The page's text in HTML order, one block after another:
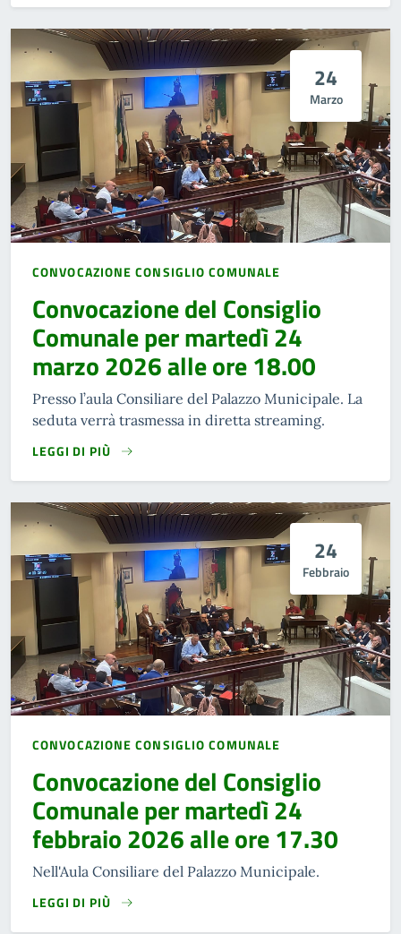
24
Marzo
CONVOCAZIONE CONSIGLIO COMUNALE
Convocazione del Consiglio
Comunale per martedì 24
marzo 2026 alle ore 18.00
Presso l’aula Consiliare del Palazzo Municipale. La
seduta verrà trasmessa in diretta streaming.
LEGGI DI PIÙ
24
Febbraio
CONVOCAZIONE CONSIGLIO COMUNALE
Convocazione del Consiglio
Comunale per martedì 24
febbraio 2026 alle ore 17.30
Nell'Aula Consiliare del Palazzo Municipale.
LEGGI DI PIÙ